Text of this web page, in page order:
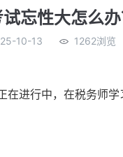
忘性大怎么
10-13 1262浏览
在进行中，在税务师